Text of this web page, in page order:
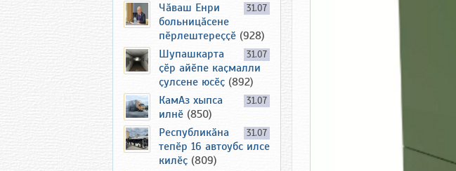
31.07
Чӑваш Енри
больницӑсене
пӗрлештереҫҫӗ (928)
31.07
Шупашкарта
ҫӗр айӗпе каҫмалли
ҫулсене юсӗҫ (892)
31.07
КамАз хыпса
илнӗ (850)
31.07
Республикӑна
тепӗр 16 автоубс илсе
килӗҫ (809)